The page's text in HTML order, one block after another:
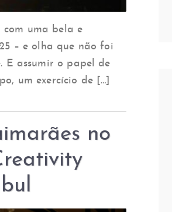
com uma bela e
– e olha que não foi
E assumir o papel de
um exercício de […]
no